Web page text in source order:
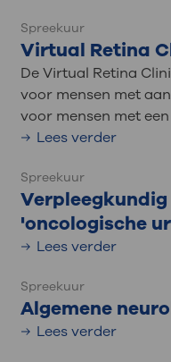
Spreekuur
Virtual Retina
De Virtual Retina
voor mensen met
voor mensen met een
Lees verder
Spreekuur
'oncologische
Lees verder
Spreekuur
Algemene
Lees verder